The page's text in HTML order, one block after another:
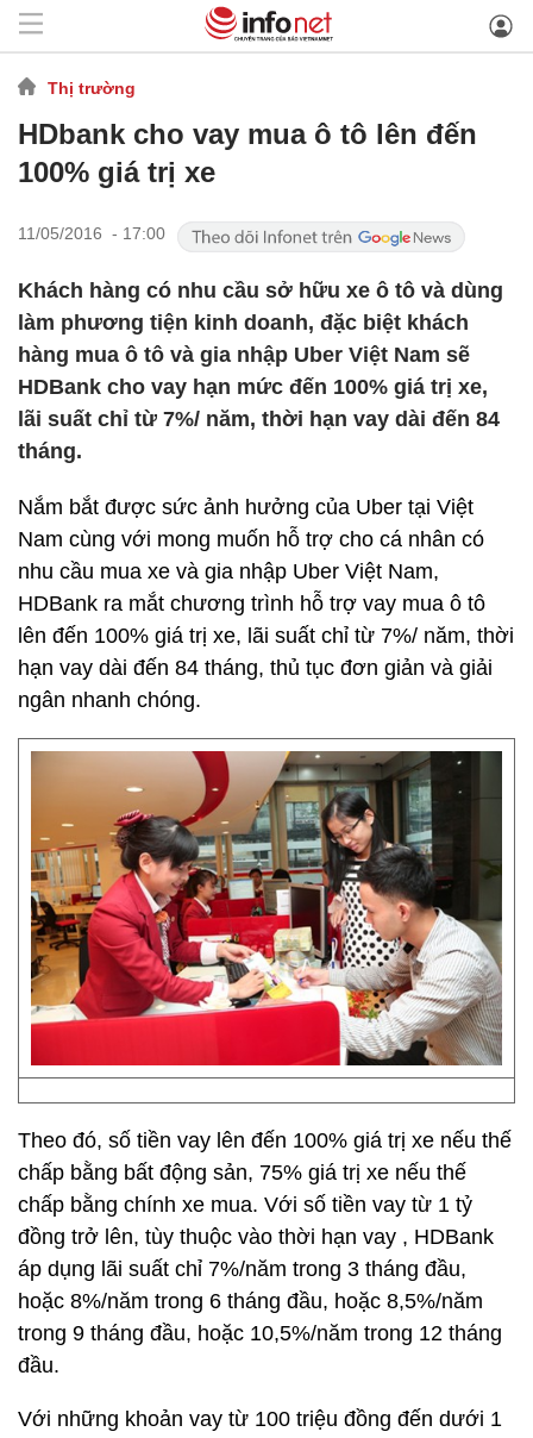
Thị trường
HDbank cho vay mua ô tô lên đến
100% giá trị xe
11/05/2016 - 17:00
Khách hàng có nhu cầu sở hữu xe ô tô và dùng
làm phương tiện kinh doanh, đặc biệt khách
hàng mua ô tô và gia nhập Uber Việt Nam sẽ
HDBank cho vay hạn mức đến 100% giá trị xe,
lãi suất chỉ từ 7%/ năm, thời hạn vay dài đến 84
tháng.
Nắm bắt được sức ảnh hưởng của Uber tại Việt
Nam cùng với mong muốn hỗ trợ cho cá nhân có
nhu cầu mua xe và gia nhập Uber Việt Nam,
HDBank ra mắt chương trình hỗ trợ vay mua ô tô
lên đến 100% giá trị xe, lãi suất chỉ từ 7%/ năm, thời
hạn vay dài đến 84 tháng, thủ tục đơn giản và giải
ngân nhanh chóng.
Theo đó, số tiền vay lên đến 100% giá trị xe nếu thế
chấp bằng bất động sản, 75% giá trị xe nếu thế
chấp bằng chính xe mua. Với số tiền vay từ 1 tỷ
đồng trở lên, tùy thuộc vào thời hạn vay , HDBank
áp dụng lãi suất chỉ 7%/năm trong 3 tháng đầu,
hoặc 8%/năm trong 6 tháng đầu, hoặc 8,5%/năm
trong 9 tháng đầu, hoặc 10,5%/năm trong 12 tháng
đầu.
Với những khoản vay từ 100 triệu đồng đến dưới 1